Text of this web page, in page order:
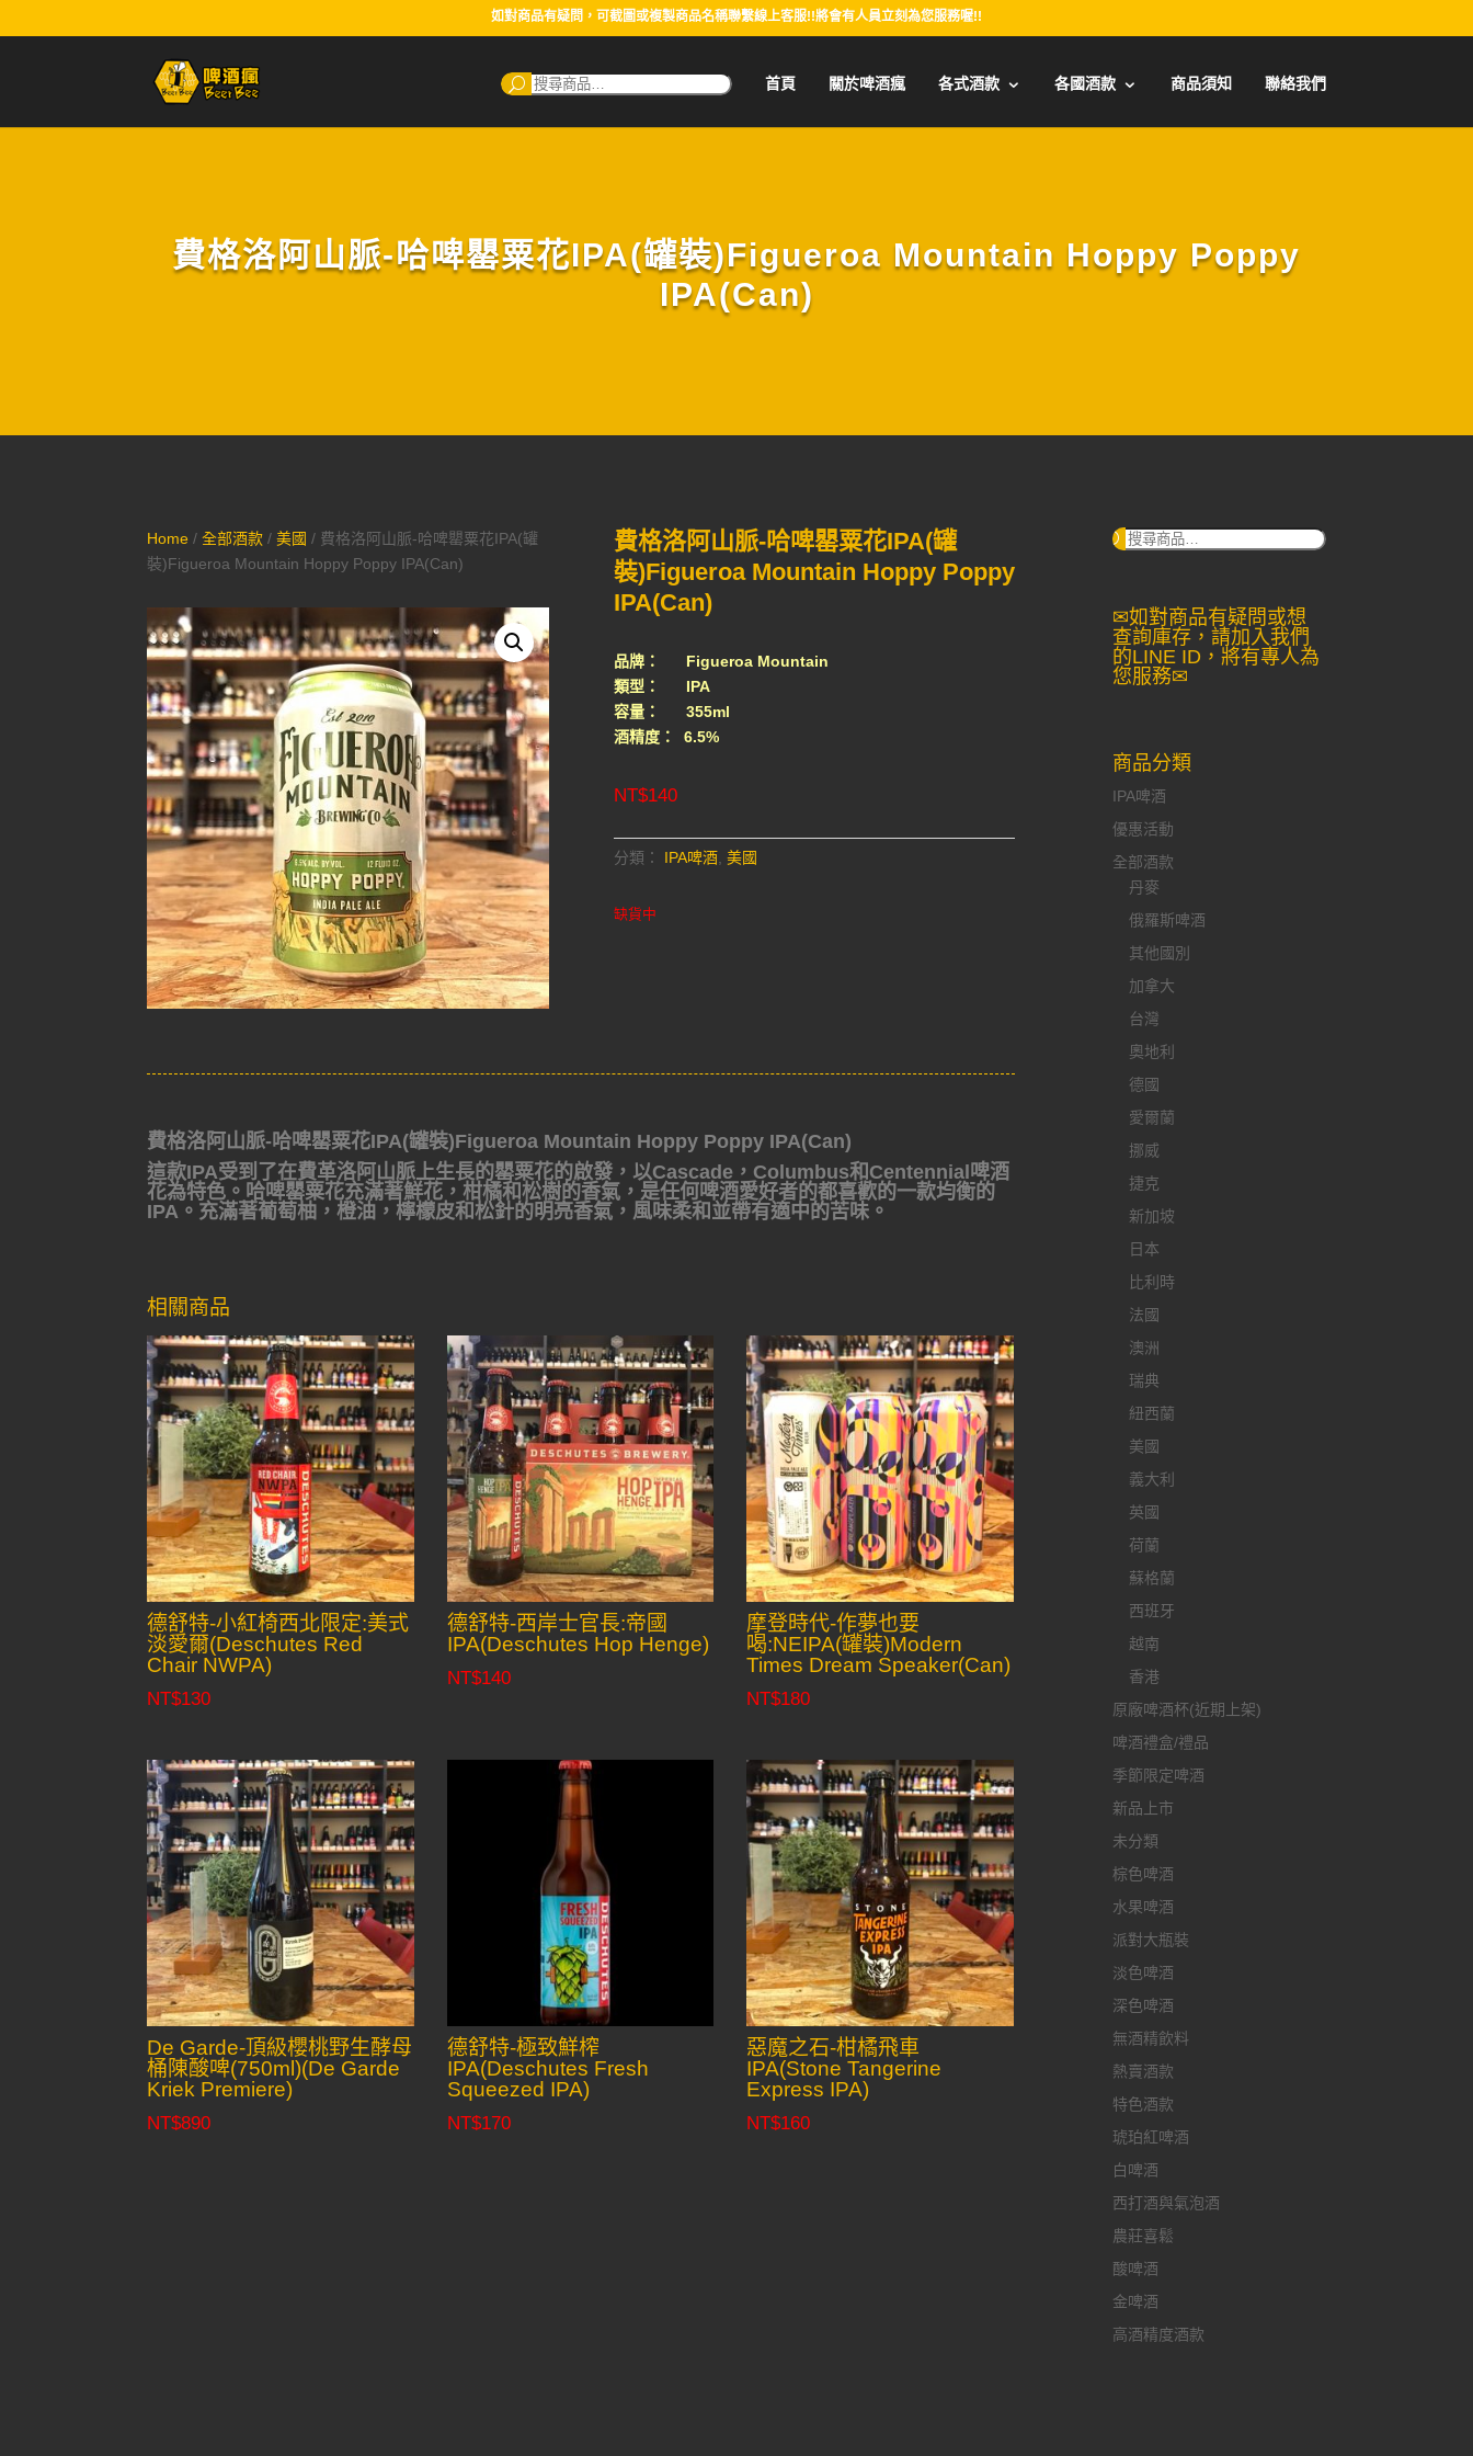
如對商品有疑問，可截圖或複製商品名稱聯繫線上客服!!將會有人員立刻為您服務喔!!
搜
尋：
首頁 關於啤酒瘋 各式酒款 各國酒款 商品須知 聯絡我們
費格洛阿山脈-哈啤罌粟花IPA(罐裝)Figueroa Mountain Hoppy Poppy
IPA(Can)
Home /全部酒款 /美國 / 費格洛阿山脈-哈啤罌粟花IPA(罐
裝)Figueroa Mountain Hoppy Poppy IPA(Can)
費格洛阿山脈-哈啤罌粟花IPA(罐
裝)Figueroa Mountain Hoppy Poppy
IPA(Can)
品牌： Figueroa Mountain
類型： IPA
容量： 355ml
酒精度： 6.5%
NT$140
分類： IPA啤酒, 美國
缺貨中
費格洛阿山脈-哈啤罌粟花IPA(罐裝)Figueroa Mountain Hoppy Poppy IPA(Can)
這款IPA受到了在費革洛阿山脈上生長的罌粟花的啟發，以Cascade ，Columbus和Centennial啤酒
花為特色。哈啤罌粟花充滿著鮮花，柑橘和松樹的香氣，是任何啤酒愛好者的都喜歡的一款均衡的
IPA 。充滿著葡萄柚，橙油，檸檬皮和松針的明亮香氣，風味柔和並帶有適中的苦味。
相關商品
德舒特-小紅椅西北限定:美式
淡愛爾(Deschutes Red
Chair NWPA)
NT$130
德舒特-西岸士官長:帝國
IPA(Deschutes Hop Henge)
NT$140
摩登時代-作夢也要
喝:NEIPA(罐裝)Modern
Times Dream Speaker(Can)
NT$180
De Garde-頂級櫻桃野生酵母
桶陳酸啤(750ml)(De Garde
Kriek Premiere)
NT$890
德舒特-極致鮮榨
IPA(Deschutes Fresh
Squeezed IPA)
NT$170
惡魔之石-柑橘飛車
IPA(Stone Tangerine
Express IPA)
NT$160
搜
✉如對商品有疑問或想
查詢庫存，請加入我們
的LINE ID，將有專人為
您服務✉
商品分類
IPA啤酒
優惠活動
全部酒款
丹麥
俄羅斯啤酒
其他國別
加拿大
台灣
奧地利
德國
愛爾蘭
挪威
捷克
新加坡
日本
比利時
法國
澳洲
瑞典
紐西蘭
美國
義大利
英國
荷蘭
蘇格蘭
西班牙
越南
香港
原廠啤酒杯(近期上架)
啤酒禮盒/禮品
季節限定啤酒
新品上市
未分類
棕色啤酒
水果啤酒
派對大瓶裝
淡色啤酒
深色啤酒
無酒精飲料
熱賣酒款
特色酒款
琥珀紅啤酒
白啤酒
西打酒與氣泡酒
農莊喜鬆
酸啤酒
金啤酒
高酒精度酒款